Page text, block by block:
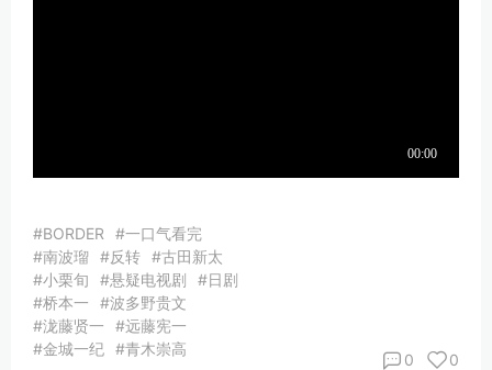
#BORDER
#一口气看完
#南波瑠 #反转 #古田新太
#小栗旬
#悬疑电视剧
#日剧
#桥本一
#波多野贵文
#泷藤贤一
#远藤宪一
#金城一纪 #青木崇高
0 0